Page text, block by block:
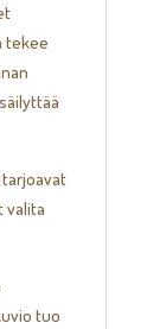
tekee
valita
tuo